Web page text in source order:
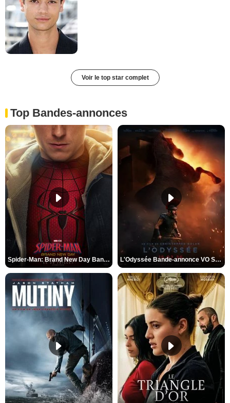
Voir le top star complet
Top Bandes-annonces
Spider-Man: Brand New Day Bande-annonce VO STFR L'Odyssée Bande-annonce VO STFR